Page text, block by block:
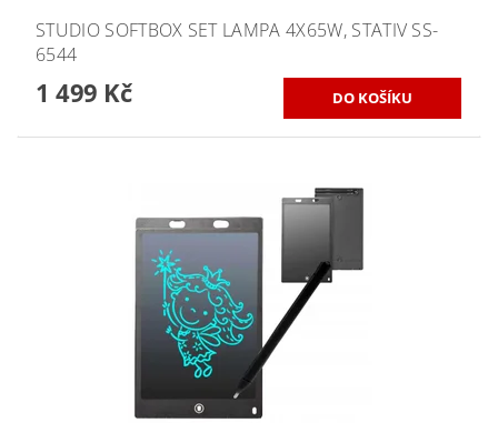
STUDIO SOFTBOX SET LAMPA 4X65W, STATIV SS-
6544
1 499 Kč